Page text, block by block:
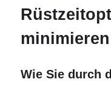
minimieren
Wie Sie durch